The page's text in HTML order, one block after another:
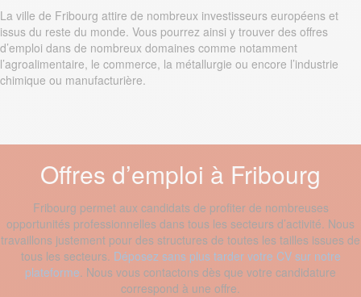
La ville de Fribourg attire de nombreux investisseurs européens et
issus du reste du monde. Vous pourrez ainsi y trouver des offres
d’emploi dans de nombreux domaines comme notamment
l’agroalimentaire, le commerce, la métallurgie ou encore l’industrie
chimique ou manufacturière.
Offres d’emploi à Fribourg
Fribourg permet aux candidats de profiter de nombreuses
opportunités professionnelles dans tous les secteurs d’activité. Nous
travaillons justement pour des structures de toutes les tailles issues de
tous les secteurs. Déposez sans plus tarder votre CV sur notre
plateforme. Nous vous contactons dès que votre candidature
correspond à une offre.